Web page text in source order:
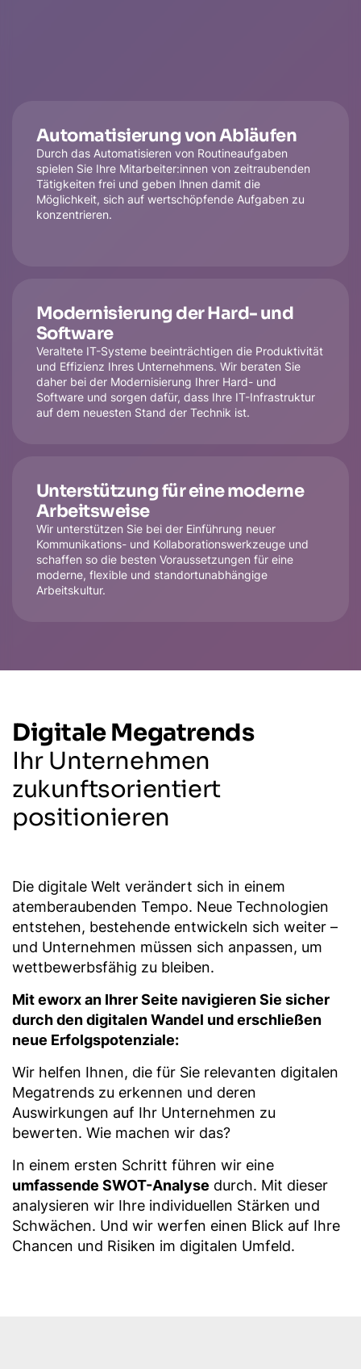
Automatisierung von Abläufen
Durch das Automatisieren von Routineaufgaben
spielen Sie Ihre Mitarbeiter:innen von zeitraubenden
Tätigkeiten frei und geben Ihnen damit die
Möglichkeit, sich auf wertschöpfende Aufgaben zu
konzentrieren.
Modernisierung der Hard- und
Software
Veraltete IT-Systeme beeinträchtigen die Produktivität
und Effizienz Ihres Unternehmens. Wir beraten Sie
daher bei der Modernisierung Ihrer Hard- und
Software und sorgen dafür, dass Ihre IT-Infrastruktur
auf dem neuesten Stand der Technik ist.
Unterstützung für eine moderne
Arbeitsweise
Wir unterstützen Sie bei der Einführung neuer
Kommunikations- und Kollaborationswerkzeuge und
schaffen so die besten Voraussetzungen für eine
moderne, flexible und standortunabhängige
Arbeitskultur.
Digitale Megatrends
Ihr Unternehmen
zukunftsorientiert
positionieren
Die digitale Welt verändert sich in einem
atemberaubenden Tempo. Neue Technologien
entstehen, bestehende entwickeln sich weiter –
und Unternehmen müssen sich anpassen, um
wettbewerbsfähig zu bleiben.
Mit eworx an Ihrer Seite navigieren Sie sicher
durch den digitalen Wandel und erschließen
neue Erfolgspotenziale:
Wir helfen Ihnen, die für Sie relevanten digitalen
Megatrends zu erkennen und deren
Auswirkungen auf Ihr Unternehmen zu
bewerten. Wie machen wir das?
In einem ersten Schritt führen wir eine
umfassende SWOT-Analyse durch. Mit dieser
analysieren wir Ihre individuellen Stärken und
Schwächen. Und wir werfen einen Blick auf Ihre
Chancen und Risiken im digitalen Umfeld.